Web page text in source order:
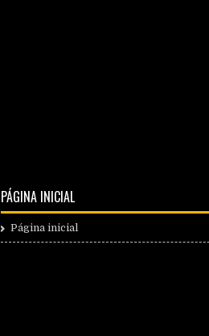
PÁGINA INICIAL
Página inicial